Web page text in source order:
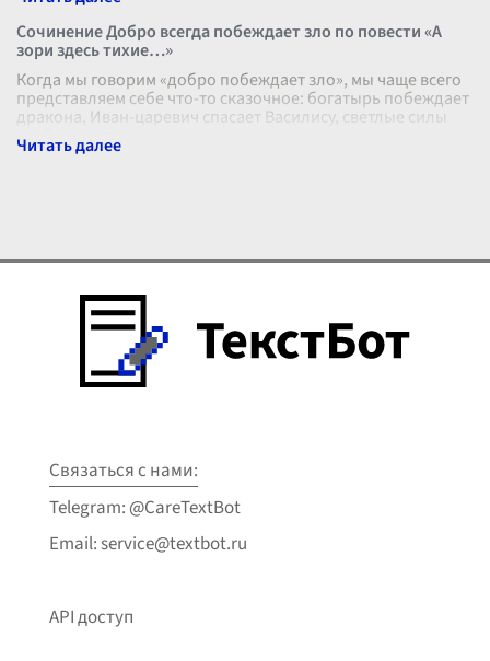
Сочинение Добро всегда побеждает зло по повести «А
зори здесь тихие…»
Когда мы говорим «добро побеждает зло», мы чаще всего
представляем себе что-то сказочное: богатырь побеждает
дракона, Иван-царевич спасает Василису, светлые силы
разбивают тёмные.
Связаться с нами:
Telegram: @CareTextBot
Email: service@textbot.ru
API доступ